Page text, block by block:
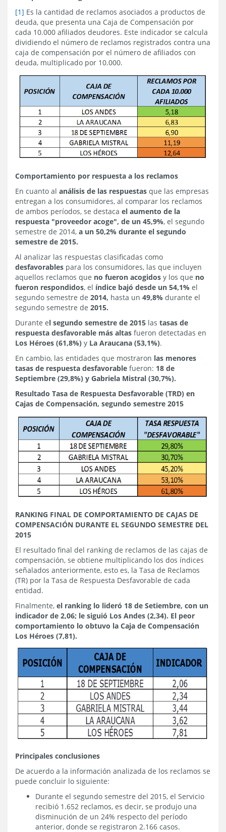
[1] Es la cantidad de reclamos asociados a productos de
deuda, que presenta una Caja de Compensación por
cada 10.000 afiliados deudores. Este indicador se calcula
dividiendo el número de reclamos registrados contra una
caja de compensación por el número de afiliados con
deuda, multiplicado por 10.000.
Comportamiento por respuesta a los reclamos
En cuanto al análisis de las respuestas que las empresas
entregan a los consumidores, al comparar los reclamos
de ambos períodos, se destaca el aumento de la
respuesta "proveedor acoge", de un 45,9%, el segundo
semestre de 2014, a un 50,2% durante el segundo
semestre de 2015.
Al analizar las respuestas clasificadas como
desfavorables para los consumidores, las que incluyen
aquellos reclamos que no fueron acogidos y los que no
fueron respondidos, el índice bajó desde un 54,1% el
segundo semestre de 2014, hasta un 49,8% durante el
segundo semestre de 2015.
Durante el segundo semestre de 2015 las tasas de
respuesta desfavorable más altas fueron detectadas en
Los Héroes (61,8%) y La Araucana (53,1%).
En cambio, las entidades que mostraron las menores
tasas de respuesta desfavorable fueron: 18 de
Septiembre (29,8%) y Gabriela Mistral (30,7%).
Resultado Tasa de Respuesta Desfavorable (TRD) en
Cajas de Compensación, segundo semestre 2015
RANKING FINAL DE COMPORTAMIENTO DE CAJAS DE
COMPENSACIÓN DURANTE EL SEGUNDO SEMESTRE DEL
2015
El resultado final del ranking de reclamos de las cajas de
compensación, se obtiene multiplicando los dos índices
señalados anteriormente, esto es, la Tasa de Reclamos
(TR) por la Tasa de Respuesta Desfavorable de cada
entidad.
Finalmente, el ranking lo lideró 18 de Setiembre, con un
indicador de 2,06; le siguió Los Andes (2,34). El peor
comportamiento lo obtuvo la Caja de Compensación
Los Héroes (7,81).
Principales conclusiones
De acuerdo a la información analizada de los reclamos se
puede concluir lo siguiente:
Durante el segundo semestre del 2015, el Servicio
recibió 1.652 reclamos, es decir, se produjo una
disminución de un 24% respecto del período
anterior, donde se registraron 2.166 casos.